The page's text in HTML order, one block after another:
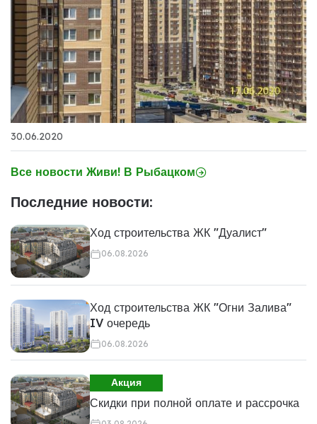
30.06.2020
Все новости Живи! В Рыбацком
Последние новости:
Ход строительства ЖК "Дуалист"
06.08.2026
Ход строительства ЖК "Огни Залива"
IV очередь
06.08.2026
Акция
Скидки при полной оплате и рассрочка